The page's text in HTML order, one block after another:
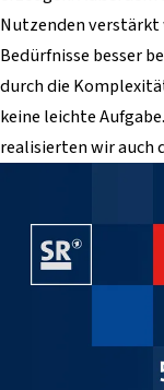
Nutzenden verstärkt
Bedürfnisse besser
durch die
keine leichte
realisierten wir auch